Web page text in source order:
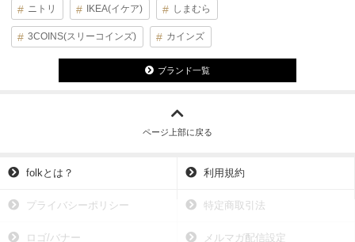
ニトリ IKEA(イケア) しまむら
3COINS(スリーコインズ) カインズ
ブランド一覧
ページ上部に戻る
folkとは？ 利用規約
プライバシーポリシー 特定商取引法
ロゴ/バナー メルマガ配信設定